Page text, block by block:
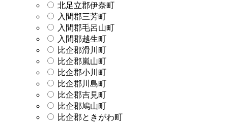
北足立郡伊奈町
入間郡三芳町
入間郡毛呂山町
入間郡越生町
比企郡滑川町
比企郡嵐山町
比企郡小川町
比企郡川島町
比企郡吉見町
比企郡鳩山町
比企郡ときがわ町